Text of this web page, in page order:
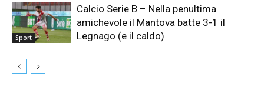
Sport
Calcio Serie B – Nella penultima
amichevole il Mantova batte 3-1 il
Legnago (e il caldo)